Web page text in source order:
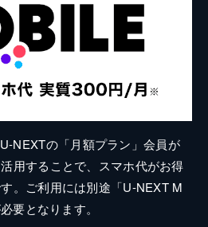
NEXTの「月額プラン」会員が
用することで、スマホ代がお得
。ご利用には別途「U-NEXT M
要となります。